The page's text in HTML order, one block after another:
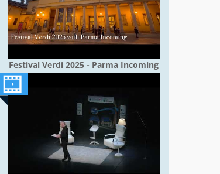
Festival Verdi 2025 - Parma Incoming